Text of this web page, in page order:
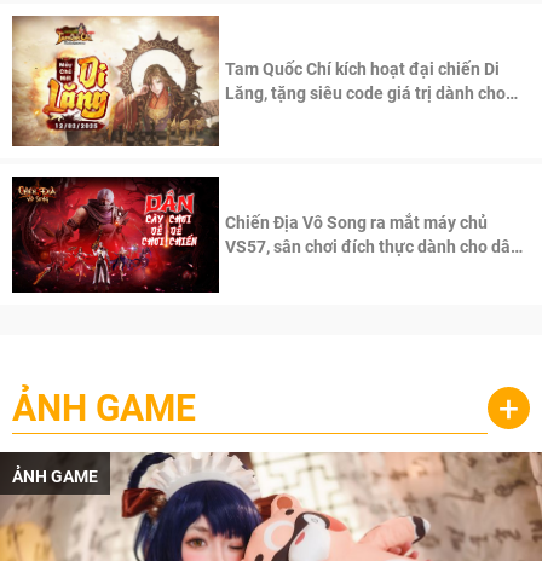
Tam Quốc Chí kích hoạt đại chiến Di
Lăng, tặng siêu code giá trị dành cho
Chiến Địa Vô Song ra mắt máy chủ
VS57, sân chơi đích thực dành cho dân
ẢNH GAME +
ẢNH GAME